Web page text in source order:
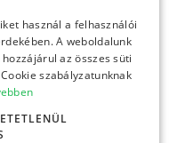
használ a felhasználói
A weboldalunk
az összes süti
szabályzatunknak